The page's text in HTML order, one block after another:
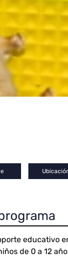
educativo
de 0 a 12